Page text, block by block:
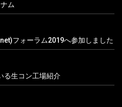
ム
フォーラム2019へ参加しました
る生コン工場紹介